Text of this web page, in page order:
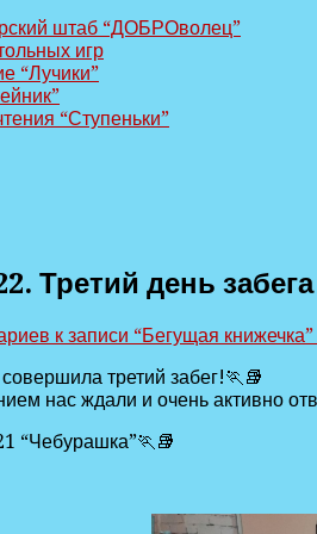
штаб “ДОБРОволец”
игр
“Лучики”
“Ступеньки”
Третий день забега
к записи “Бегущая
третий забег!🏃‍📚
нас ждали и очень активно
“Чебурашка”🏃‍📚